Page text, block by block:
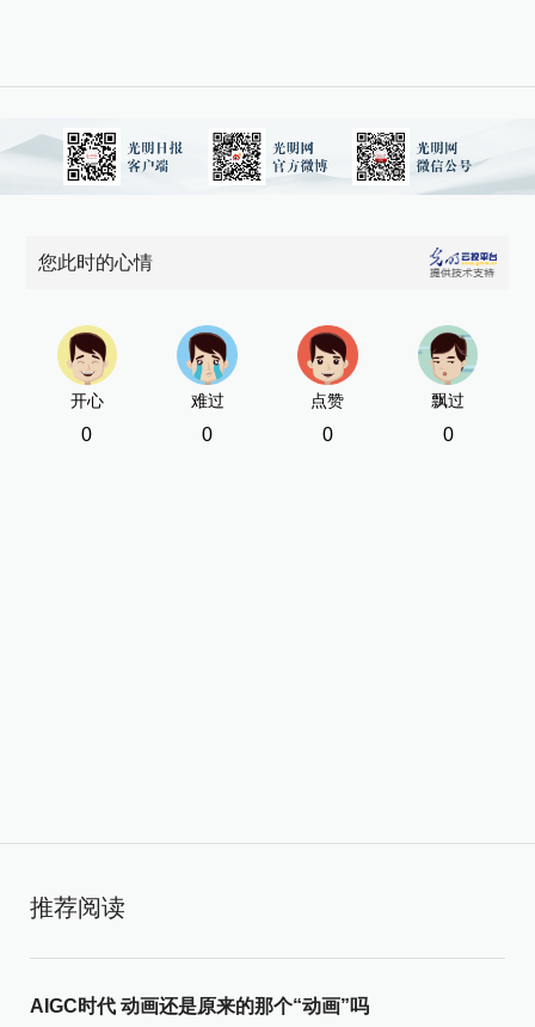
您此时的心情
开心
0
难过
0
点赞
0
飘过
0
推荐阅读
AIGC时代 动画还是原来的那个“动画”吗